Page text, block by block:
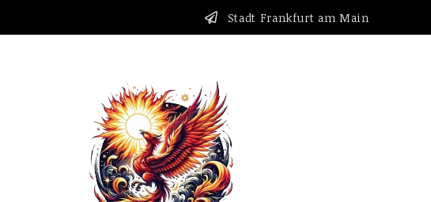
Stadt Frankfurt am Main